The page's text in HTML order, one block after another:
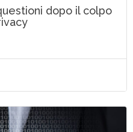
dopo il colpo